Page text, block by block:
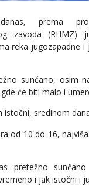
prema
zavoda
reka jugozapadne i
sunčano, osim
će biti malo i
istočni, sredinom
od 10 do 16,
pretežno
i jak istočni i